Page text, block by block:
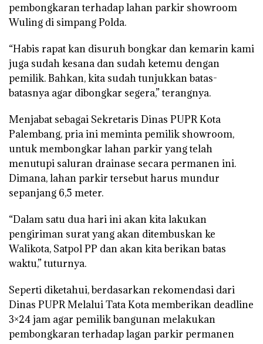
pembongkaran terhadap lahan parkir showroom
Wuling di simpang Polda.
“Habis rapat kan disuruh bongkar dan kemarin kami
juga sudah kesana dan sudah ketemu dengan
pemilik. Bahkan, kita sudah tunjukkan batas-
batasnya agar dibongkar segera,” terangnya.
Menjabat sebagai Sekretaris Dinas PUPR Kota
Palembang, pria ini meminta pemilik showroom,
untuk membongkar lahan parkir yang telah
menutupi saluran drainase secara permanen ini.
Dimana, lahan parkir tersebut harus mundur
sepanjang 6,5 meter.
“Dalam satu dua hari ini akan kita lakukan
pengiriman surat yang akan ditembuskan ke
Walikota, Satpol PP dan akan kita berikan batas
waktu,” tuturnya.
Seperti diketahui, berdasarkan rekomendasi dari
Dinas PUPR Melalui Tata Kota memberikan deadline
3×24 jam agar pemilik bangunan melakukan
pembongkaran terhadap lagan parkir permanen